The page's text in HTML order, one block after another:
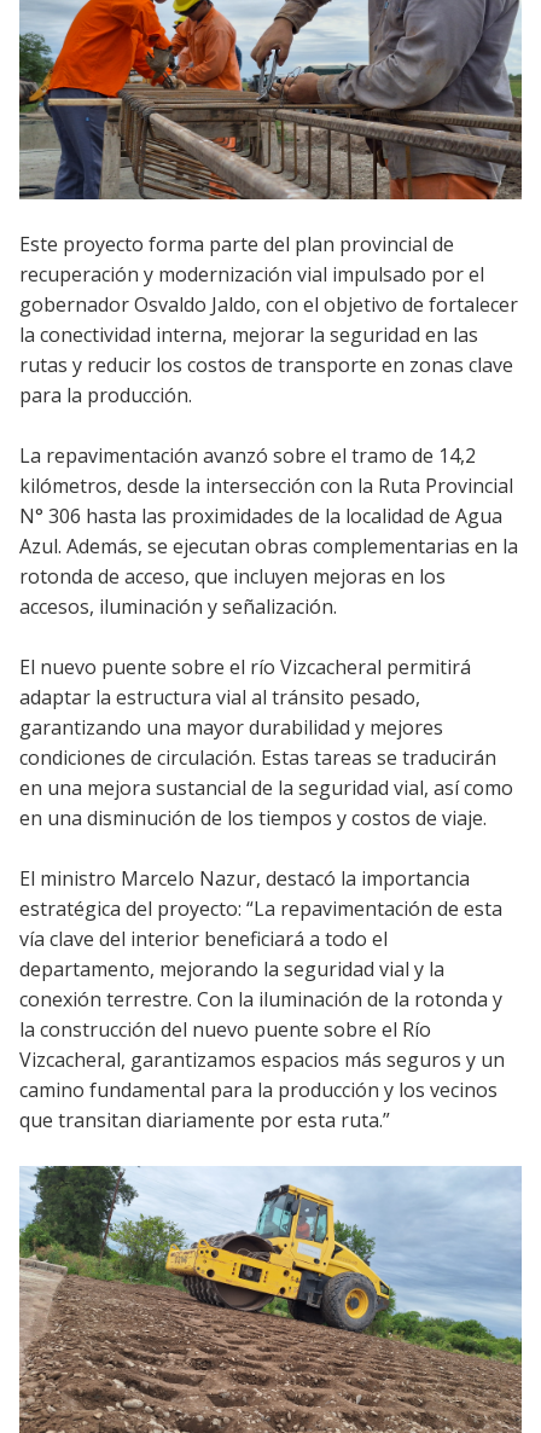
Este proyecto forma parte del plan provincial de
recuperación y modernización vial impulsado por el
gobernador Osvaldo Jaldo, con el objetivo de fortalecer
la conectividad interna, mejorar la seguridad en las
rutas y reducir los costos de transporte en zonas clave
para la producción.
La repavimentación avanzó sobre el tramo de 14,2
kilómetros, desde la intersección con la Ruta Provincial
N° 306 hasta las proximidades de la localidad de Agua
Azul. Además, se ejecutan obras complementarias en la
rotonda de acceso, que incluyen mejoras en los
accesos, iluminación y señalización.
El nuevo puente sobre el río Vizcacheral permitirá
adaptar la estructura vial al tránsito pesado,
garantizando una mayor durabilidad y mejores
condiciones de circulación. Estas tareas se traducirán
en una mejora sustancial de la seguridad vial, así como
en una disminución de los tiempos y costos de viaje.
El ministro Marcelo Nazur, destacó la importancia
estratégica del proyecto: “La repavimentación de esta
vía clave del interior beneficiará a todo el
departamento, mejorando la seguridad vial y la
conexión terrestre. Con la iluminación de la rotonda y
la construcción del nuevo puente sobre el Río
Vizcacheral, garantizamos espacios más seguros y un
camino fundamental para la producción y los vecinos
que transitan diariamente por esta ruta.”